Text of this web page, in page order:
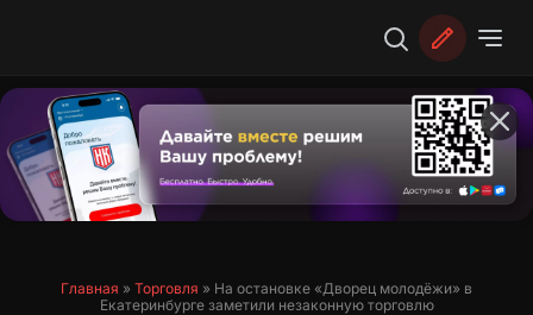
Главная » Торговля » На остановке «Дворец молодёжи» в
Екатеринбурге заметили незаконную торговлю